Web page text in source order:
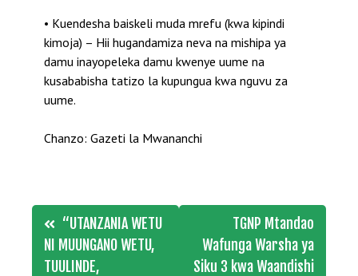
• Kuendesha baiskeli muda mrefu (kwa kipindi
kimoja) – Hii hugandamiza neva na mishipa ya
damu inayopeleka damu kwenye uume na
kusababisha tatizo la kupungua kwa nguvu za
uume.
Chanzo: Gazeti la Mwananchi
Post
navigation
“UTANZANIA WETU
NI MUUNGANO WETU,
TUULINDE,
TGNP Mtandao
Wafunga Warsha ya
Siku 3 kwa Waandishi